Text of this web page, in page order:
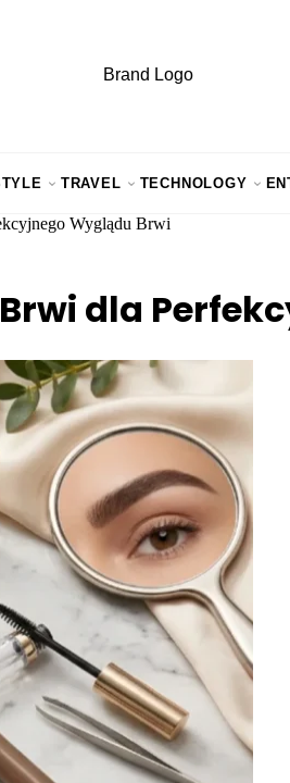
TRAVEL TECHNOLOGY
Wyglądu Brwi
dla